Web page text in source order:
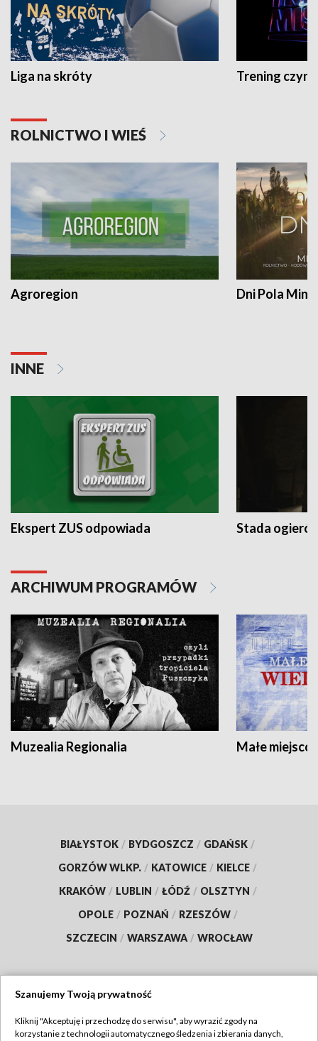
Liga na skróty Trening czyni
ROLNICTWO I WIEŚ
Agroregion Dni Pola
INNE
Ekspert ZUS odpowiada Stada
ARCHIWUM PROGRAMÓW
Muzealia Regionalia Małe
BIAŁYSTOK / BYDGOSZCZ / GDAŃSK /
GORZÓW WLKP. / KATOWICE / KIELCE /
KRAKÓW / LUBLIN / ŁÓDŹ / OLSZTYN /
OPOLE / POZNAŃ / RZESZÓW /
SZCZECIN / WARSZAWA / WROCŁAW
TVP
Szanujemy Twoją prywatność
Kliknij "Akceptuję i przechodzę do serwisu", aby wyrazić zgody na
korzystanie z technologii automatycznego śledzenia i zbierania danych,